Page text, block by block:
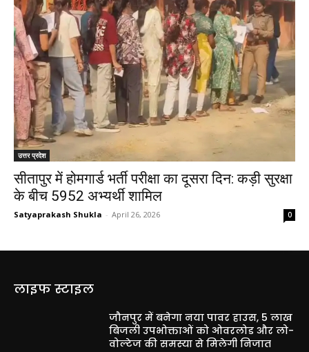
उत्तर प्रदेश
सीतापुर में होमगार्ड भर्ती परीक्षा का दूसरा दिन: कड़ी सुरक्षा
के बीच 5952 अभ्यर्थी शामिल
Satyaprakash Shukla - April 26, 2026 0
लाइफ स्टाइल
जौनपुर में बनेगा नया पावर हाउस, 5 लाख
बिजली उपभोक्ताओं को ओवरलोड और लो-
वोल्टेज की समस्या से मिलेगी निजात